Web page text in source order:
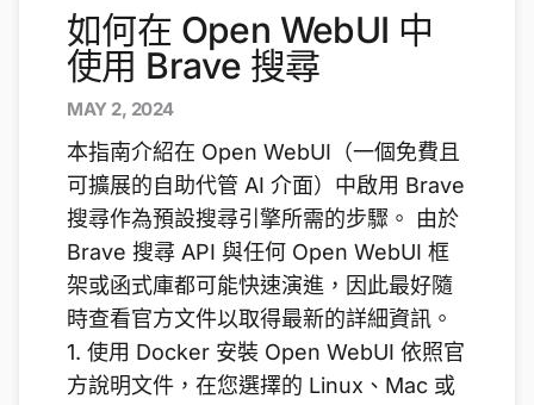
如何在 Open WebUI 中
使用 Brave 搜尋
MAY 2, 2024
本指南介紹在 Open WebUI（一個免費且
可擴展的自助代管 AI 介面）中啟用 Brave
搜尋作為預設搜尋引擎所需的步驟。 由於
Brave 搜尋 API 與任何 Open WebUI 框
架或函式庫都可能快速演進，因此最好隨
時查看官方文件以取得最新的詳細資訊。
1. 使用 Docker 安裝 Open WebUI 依照官
方說明文件，在您選擇的 Linux、Mac 或